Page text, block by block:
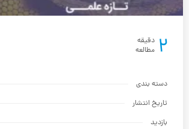
2 دقیقه
مطالعه
دسته بندی
تاریخ انتشار
بازدید